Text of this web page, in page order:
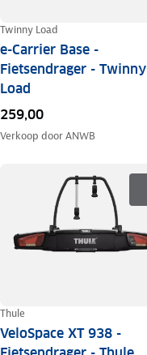
Twinny Load
e-Carrier Base -
Fietsendrager - Twinny
Load
259,00
Verkoop doorANWB
Thule
VeloSpace XT 938 -